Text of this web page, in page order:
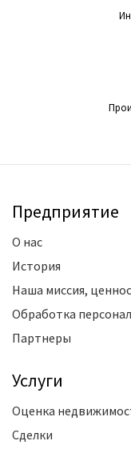
Предприятие
О нас
История
Наша миссия,
Обработка
Партнеры
Услуги
Оценка
Сделки